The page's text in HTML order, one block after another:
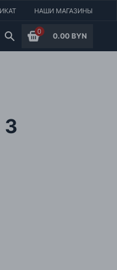
НАШИ МАГАЗИНЫ
0
0.00 BYN